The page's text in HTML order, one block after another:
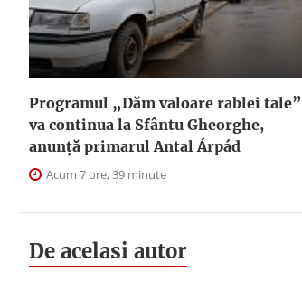
Programul „Dăm valoare rablei tale”
va continua la Sfântu Gheorghe,
anunţă primarul Antal Árpád
Acum 7 ore, 39 minute
De acelasi autor